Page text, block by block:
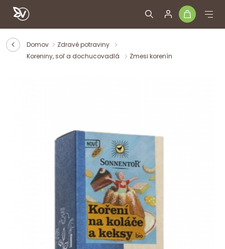
Domov
Zdravé potraviny
Koreniny, soľ a dochucovadlá
Zmesi korenín